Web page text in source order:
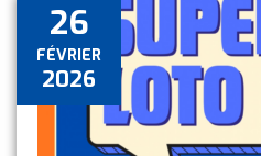
26
FÉVRIER
2026